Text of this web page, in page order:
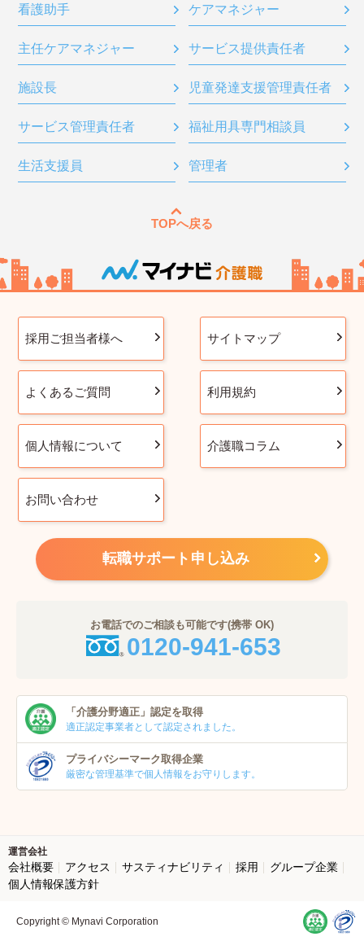
看護助手 ケアマネジャー
主任ケアマネジャー サービス提供責任者
施設長 児童発達支援管理責任者
サービス管理責任者 福祉用具専門相談員
生活支援員 管理者
TOPへ戻る
採用ご担当者様へ サイトマップ
よくあるご質問 利用規約
個人情報について 介護職コラム
お問い合わせ
転職サポート申し込み
お電話でのご相談も可能です(携帯 OK)
0120-941-653
「介護分野適正」 認定を取得
適正認定事業者として認定されました。
プライバシーマーク取得企業
厳密な管理基準で個人情報をお守りします。
運営会社
会社概要 アクセス サスティナビリティ 採用
グループ企業
個人情報保護方針
Copyright © Mynavi Corporation